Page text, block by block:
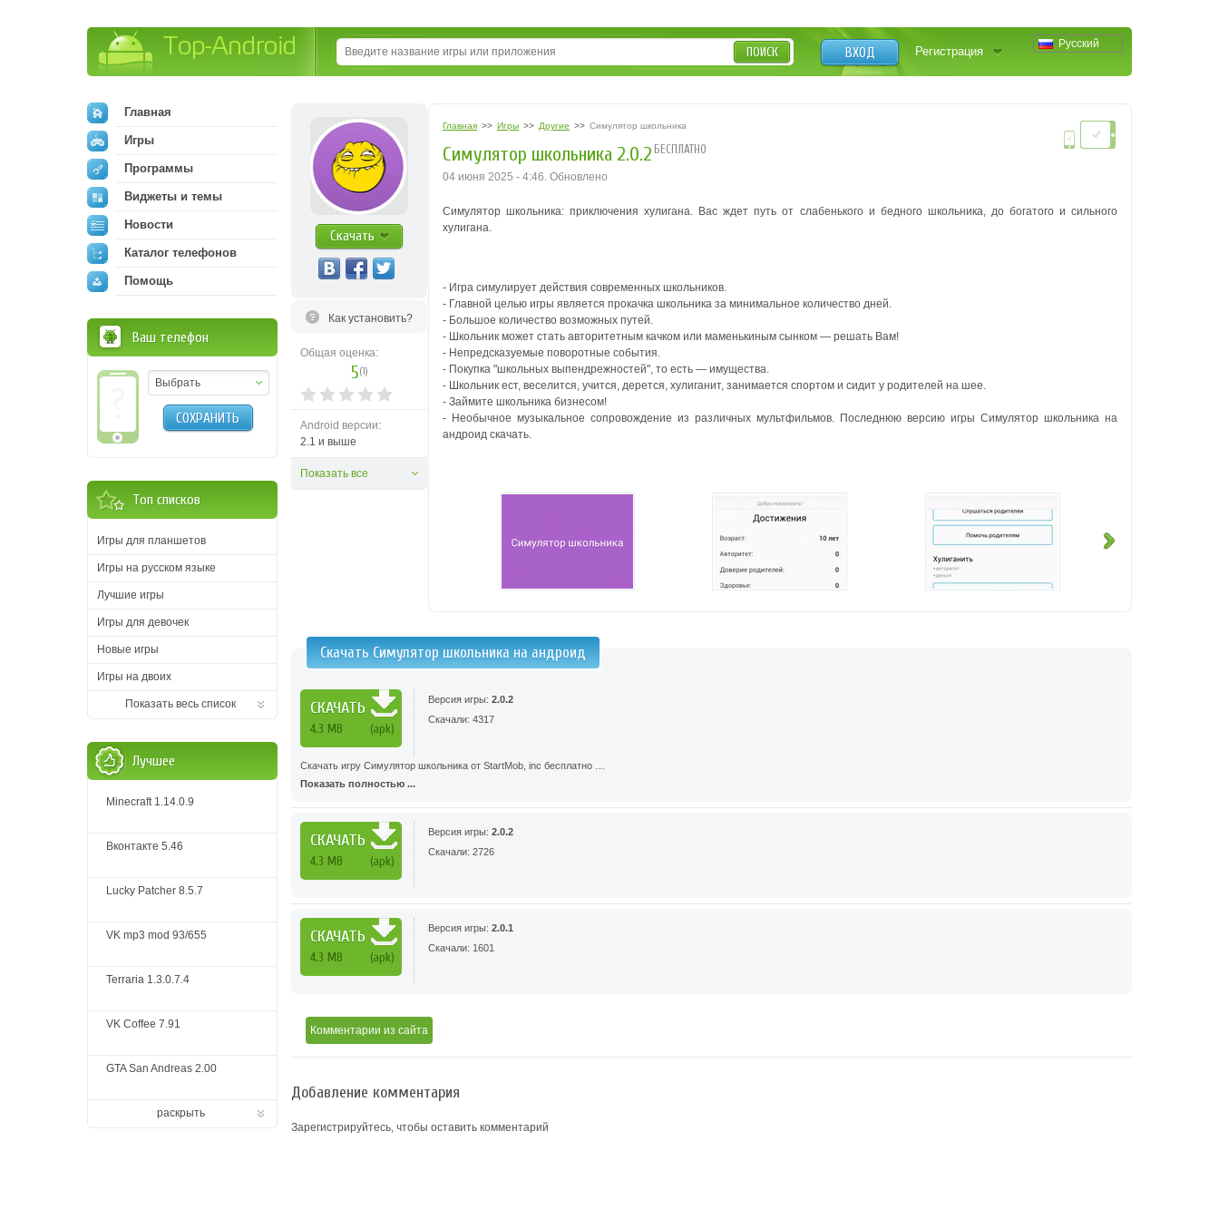
Русский
ВХОД Регистрация
ПОИСК
Скачать
Как установить?
Общая оценка:
5(1)
Android версии:
2.1 и выше
Показать все
Главная >> Игры >> Другие >> Симулятор школьника
Симулятор школьника 2.0.2 БЕСПЛАТНО
04 июня 2025 - 4:46. Обновлено
Симулятор школьника: приключения хулигана. Вас ждет путь от слабенького и бедного школьника, до богатого и сильного
хулигана.
- Игра симулирует действия современных школьников.
- Главной целью игры является прокачка школьника за минимальное количество дней.
- Большое количество возможных путей.
- Школьник может стать авторитетным качком или маменькиным сынком — решать Вам!
- Непредсказуемые поворотные события.
- Покупка "школьных выпендрежностей", то есть — имущества.
- Школьник ест, веселится, учится, дерется, хулиганит, занимается спортом и сидит у родителей на шее.
- Займите школьника бизнесом!
- Необычное музыкальное сопровождение из различных мультфильмов. Последнюю версию игры Симулятор школьника на
андроид скачать.
Скачать Симулятор школьника на андроид
СКАЧАТЬ
4.3 MB (apk)
Версия игры: 2.0.2
Скачали: 4317
Скачать игру Симулятор школьника от StartMob, inc бесплатно …
Показать полностью ...
СКАЧАТЬ
4.3 MB (apk)
Версия игры: 2.0.2
Скачали: 2726
СКАЧАТЬ
4.3 MB (apk)
Версия игры: 2.0.1
Скачали: 1601
Комментарии из сайта
Добавление комментария
Зарегистрируйтесь, чтобы оставить комментарий
Главная
Игры
Программы
Виджеты и темы
Новости
Каталог телефонов
Помощь
Ваш телефон
Выбрать
СОХРАНИТЬ
Топ списков
Игры для планшетов
Игры на русском языке
Лучшие игры
Игры для девочек
Новые игры
Игры на двоих
Показать весь список
Лучшее
Minecraft 1.14.0.9
Вконтакте 5.46
Lucky Patcher 8.5.7
VK mp3 mod 93/655
Terraria 1.3.0.7.4
VK Coffee 7.91
GTA San Andreas 2.00
раскрыть